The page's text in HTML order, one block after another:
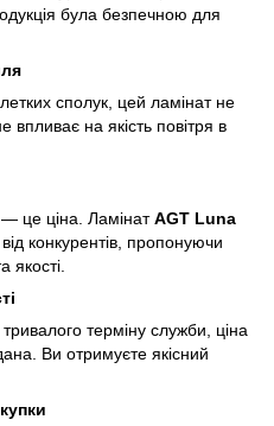
була безпечною для
сполук, цей ламінат не
впливає на якість повітря в
це ціна. ЛамінатAGT Luna
від конкурентів, пропонуючи
якості.
терміну служби, ціна
Ви отримуєте якісний